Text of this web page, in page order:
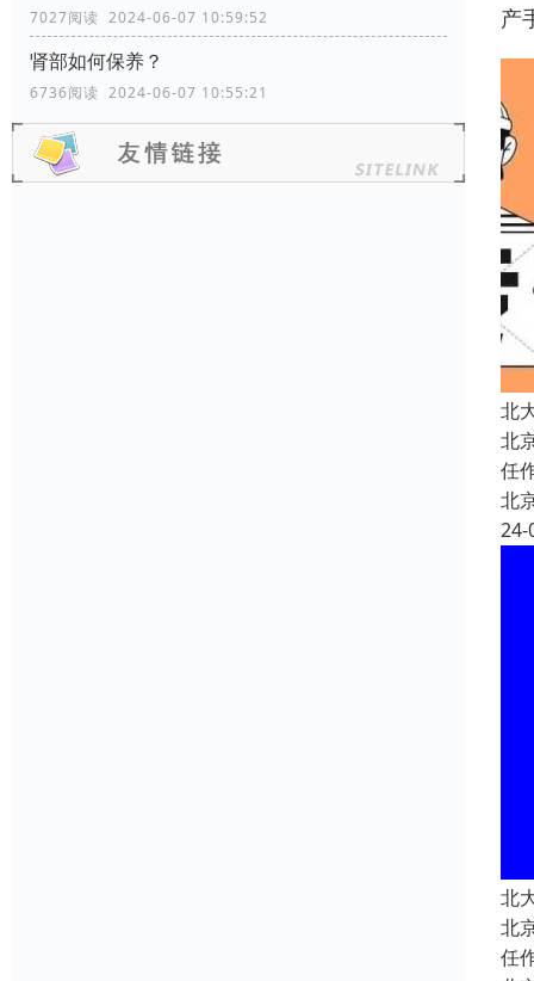
7027阅读 2024-06-07 10:59:52
肾部如何保养？
6736阅读 2024-06-07 10:55:21
产
北
北
任
北
24-
北
北
任